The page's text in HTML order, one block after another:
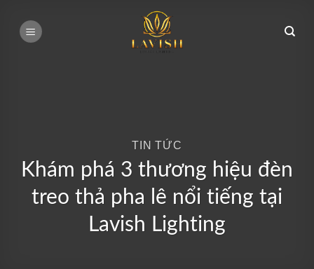
TIN TỨC
Khám phá 3 thương hiệu đèn
treo thả pha lê nổi tiếng tại
Lavish Lighting